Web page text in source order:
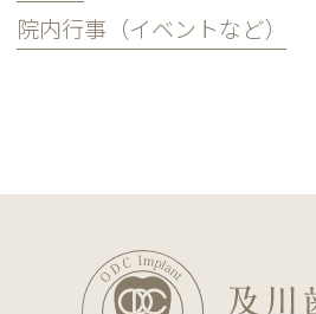
院内行事（イベントなど）